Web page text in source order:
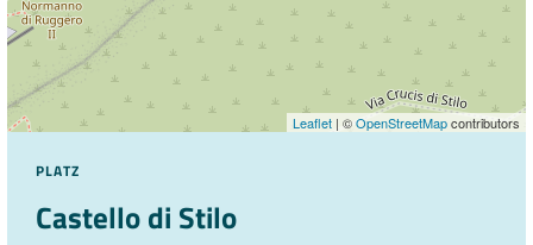
Leaflet | ©OpenStreetMapcontributors
PLATZ
Castello di Stilo